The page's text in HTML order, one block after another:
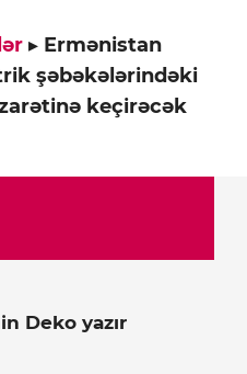
▸ Ermənistan
şəbəkələrindəki
keçirəcək
Deko yazır